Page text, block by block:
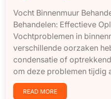
Vocht Binnenmuur
Behandelen: Effectieve
Vochtproblemen in
verschillende oorzaken
condensatie of
om deze problemen tijdig
READ MORE